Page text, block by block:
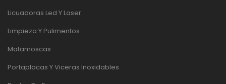
Licuadoras Led Y Laser
Limpieza Y Pulimentos
Matamoscas
Portaplacas Y Viceras Inoxidables